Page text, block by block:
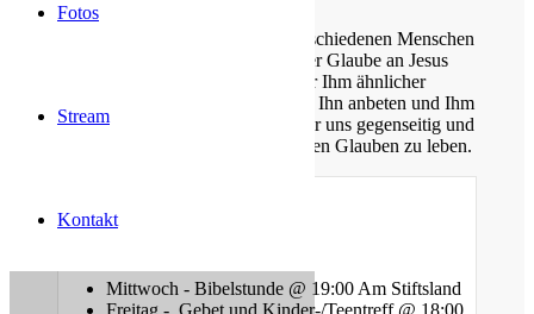
Fotos
Stream
Kontakt
Unsere Gemeinde besteht aus verschiedenen Menschen
jeden Alters, die eins verbindet: der Glaube an Jesus
Christus. Gemeinsam möchten wir Ihm ähnlicher
werden, Sein Wort kennen lernen, Ihn anbeten und Ihm
nachfolgen. Dabei unterstützen wir uns gegenseitig und
ermutigen uns auch im Alltag diesen Glauben zu leben.
Mittwoch - Bibelstunde @ 19:00 Am Stiftsland